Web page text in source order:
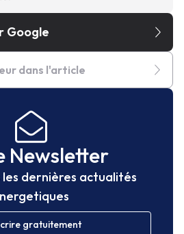
Google
dans l'article
Newsletter
les dernières actualités
gratuitement